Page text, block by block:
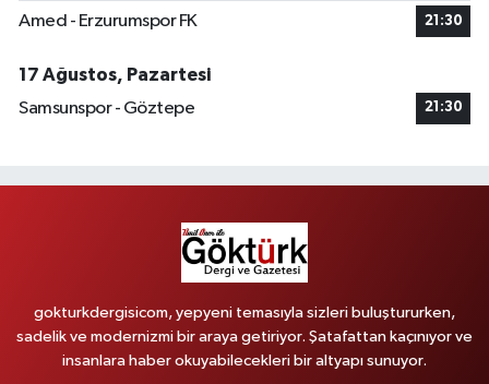
Amed - Erzurumspor FK 21:30
17 Ağustos, Pazartesi
Samsunspor - Göztepe
21:30
gokturkdergisicom, yepyeni temasıyla sizleri buluştururken,
sadelik ve modernizmi bir araya getiriyor. Şatafattan kaçınıyor ve
insanlara haber okuyabilecekleri bir altyapı sunuyor.